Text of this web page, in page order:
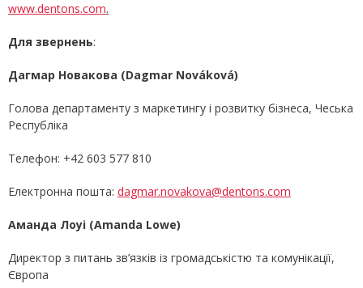
www.dentons.com.
Для звернень:
Дагмар Новакова (Dagmar Nováková)
Голова департаменту з маркетингу і розвитку бізнеса, Чеська
Республіка
Телефон: +42 603 577 810
Електронна пошта: dagmar.novakova@dentons.com
Аманда Лоуі (Amanda Lowe)
Директор з питань зв’язків із громадськістю та комунікації,
Європа